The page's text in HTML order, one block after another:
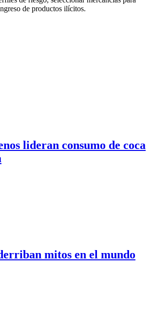
de productos ilícitos.
lideran consumo de coca
mitos en el mundo